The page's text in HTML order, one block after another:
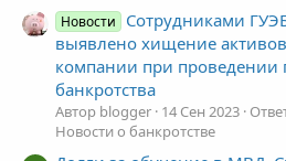
Новости
Сотрудниками
выявлено хищение
компании при проведении
банкротства
Автор blogger 14 Сен 2023
Новости о банкротстве